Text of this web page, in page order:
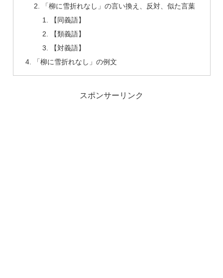
「柳に雪折れなし」の言い換え、反対、似た言葉
【同義語】
【類義語】
【対義語】
「柳に雪折れなし」の例文
スポンサーリンク